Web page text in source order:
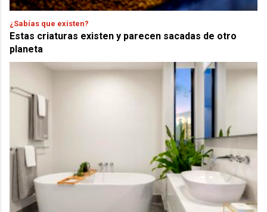
¿Sabías que existen?
Estas criaturas existen y parecen sacadas de otro
planeta